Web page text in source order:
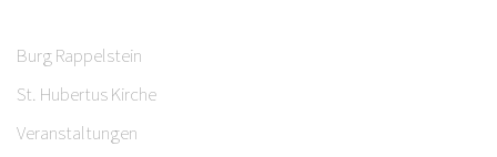
Burg Rappelstein
St. Hubertus Kirche
Veranstaltungen